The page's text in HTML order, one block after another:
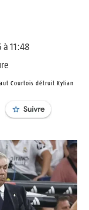
à 11:48
Courtois détruit Kylian